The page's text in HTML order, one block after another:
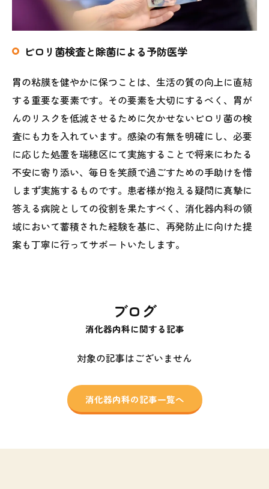
ピロリ菌検査と除菌による予防医学
胃の粘膜を健やかに保つことは、生活の質の向上に直結
する重要な要素です。その要素を大切にするべく、胃が
んのリスクを低減させるために欠かせないピロリ菌の検
査にも力を入れています。感染の有無を明確にし、必要
に応じた処置を瑞穂区にて実施することで将来にわたる
不安に寄り添い、毎日を笑顔で過ごすための手助けを惜
しまず実施するものです。患者様が抱える疑問に真摯に
答える病院としての役割を果たすべく、消化器内科の領
域において蓄積された経験を基に、再発防止に向けた提
案も丁寧に行ってサポートいたします。
ブログ
消化器内科に関する記事
対象の記事はございません
消化器内科の記事一覧へ